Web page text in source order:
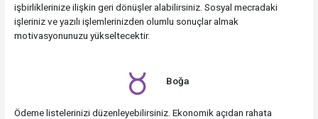
işbirliklerinize ilişkin geri dönüşler alabilirsiniz. Sosyal mecradaki
işleriniz ve yazılı işlemlerinizden olumlu sonuçlar almak
motivasyonunuzu yükseltecektir.
Boğa
Ödeme listelerinizi düzenleyebilirsiniz. Ekonomik açıdan rahata